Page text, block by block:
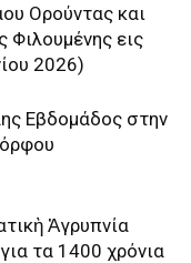
Ορούντας και
Φιλουμένης εις
2026)
Εβδομάδος στην
Ἀγρυπνία
τα 1400 χρόνια